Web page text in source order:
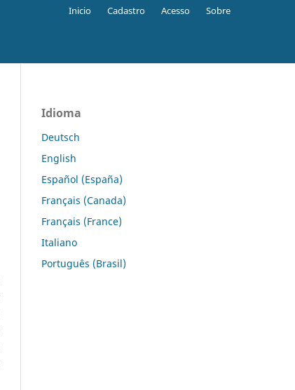
Inicio Cadastro Acesso Sobre
Idioma
Deutsch
English
Español (España)
Français (Canada)
Français (France)
Italiano
Português (Brasil)